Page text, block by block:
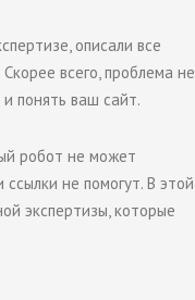
описали все
всего, проблема не
понять ваш сайт.
робот не может
не помогут. В этой
экспертизы, которые